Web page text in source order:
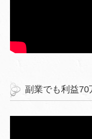
副業でも利益70